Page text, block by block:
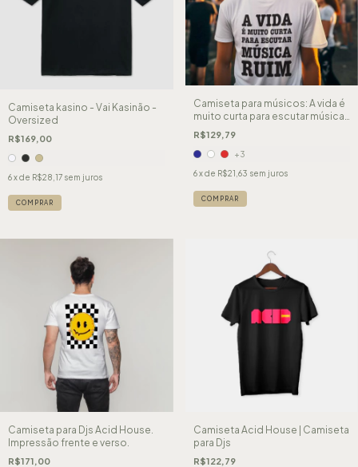
Camiseta kasino - Vai Kasinão -
Oversized
R$169,00
6x de R$28,17 sem juros
COMPRAR
Camiseta para músicos: A vida é
muito curta para escutar música
ruim.
R$129,79
+3
6 x de R$21,63 sem juros
COMPRAR
Camiseta para Djs Acid House.
Impressão frente e verso.
R$171,00
Camiseta Acid House | Camiseta
para Djs
R$122,79